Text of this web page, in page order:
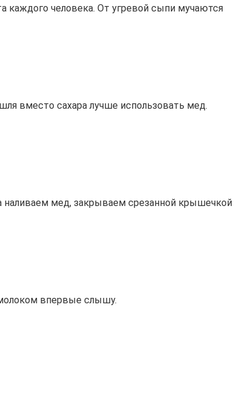
каждого человека. От угревой сыпи мучаются
вместо сахара лучше использовать мед.
мед, закрываем срезанной
впервые слышу.